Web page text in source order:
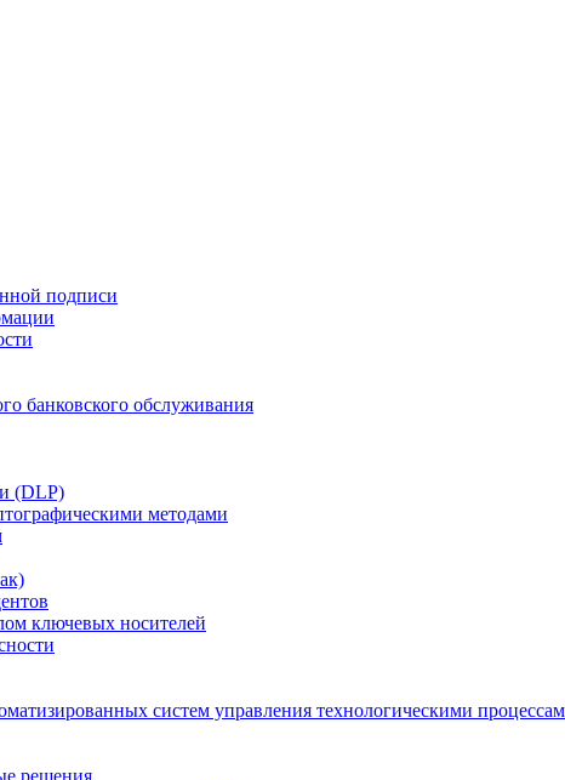
подписи
банковского обслуживания
(DLP)
методами
ключевых носителей
систем управления технологическими
решения